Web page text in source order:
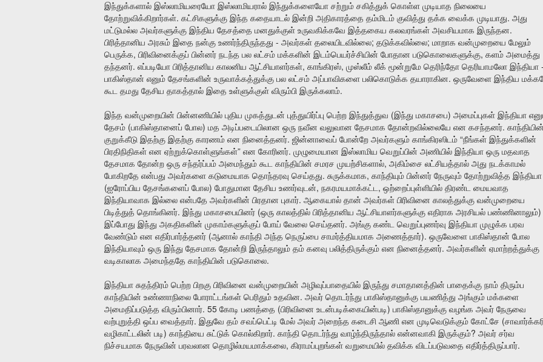
இந்துக்களால் இஸ்லாமியரையோ இஸ்லாமியரால் இந்துக்களையோ சற்றும் சகித்துக் கொள்ள முடியாத நிலையை
தோற்றுவிக்கிறார்கள். கட்சிகளுக்கு இந்த கதையாடல் இன்றி அதிகாரத்தை தம்மிடம் குவித்து தக்க வைக்க முடியாது. அது
மட்டுமல்ல அவர்களுக்கு இந்திய தேசத்தை மனதுக்குள் உருவகிக்கவே இத்தகைய கலவரங்கள் அவசியமாக இருந்தன.
பிரித்தானிய அரசும் இதை நன்கு உணர்ந்திருந்தது - அவர்கள் தலையிடவில்லை; தடுக்கவில்லை; மாறாக வன்முறையை மேலும்
பெருக்க, பிரிவினைக்குப் பின்னர் நடந்த பல லட்சம் மக்களின் இடம்பெயர்ச்சியின் போதான படுகொலைகளுக்கு, களம் அமைத்து
தந்தனர். எப்படியோ பிரித்தானிய காலனிய ஆட்சியாளர்கள், காங்கிரஸ், முஸ்லீம் லீக் மூன்றுமே தெரிந்தோ தெரியாமலோ இந்தியா -
பாகிஸ்தான் எனும் தேசங்களின் உருவாக்கத்துக்கு பல லட்சம் அப்பாவிகளை பலிகொடுக்க தயாராகின. ஒருவேளை இந்திய
கூட
தமது தேசிய தாகத்தால் இதை உள்ளுக்குள் விரும்பி இருக்கலாம்.
இந்த வன்முறையின் பின்னணியில் புதிய முகத்துடன் புத்துயிர்ப்பு பெற்ற இந்துத்துவ (இந்து மகாசபை) அமைப்புகள் இந்தியா
தேசம் (பாகிஸ்தானைப் போல) மத அடிப்படையிலான ஒரு நவீன வலுவான தேசமாக தோன்றவில்லையே என கசந்தனர். காந்தியின்
குறுக்கீடு இதற்கு இதற்கு காரணம் என நினைத்தனர். ஜின்னாவைப் போன்றே அவர்களும் காங்கிரஸிடம் “நீங்கள் இந்துக்களின்
பிரதிநிதிகள் என ஏற்றுக்கொள்ளுங்கள்” என கோரினர். முழுமையான இஸ்லாமிய வெறுப்பின் அணியில் இந்தியா ஒரு மதவாத
தேசமாக தோன்ற ஒரு சந்தர்ப்பம் அமைந்தும் கூட காந்தியின் சமரச முயற்சிகளால், அகிம்சை லட்சியத்தால் அது நடக்காமல்
போகிறதே என்பது அவர்களை கடுமையாக தொந்தரவு செய்தது. சுருக்கமாக, காந்தியும் பின்னர் நேருவும் தோற்றுவித்த இந்தியா
(ஐரோப்பிய தேசங்களைப் போல) போதுமான தேசிய உணர்வுடன், நகரமயமாக்கட்ட , ஒற்றைப்புள்ளியில் திரண்ட
மையவாத
இந்தியாவாக இல்லை என்பதே அவர்களின் பிரதான புகார். ஆகையால் தான் அவர்கள் பிரிவினை காலத்துக்கு வன்முறையை
பிடித்துத் தொங்கினர். இந்து மகாசபையினர் (ஒரு காலத்தில் பிரித்தானிய ஆட்சியாளர்களுக்கு எதிராக அரசியல் பண்ணினாலும்)
இப்போது இந்து அகதிகளின் முகாம்களுக்குப் போய் வேலை செய்தனர். அங்கு கண்ட வெறுப்புணர்வு இந்தியா முழுக்க பரவ
வேண்டும் என எதிர்பார்த்தனர் (ஆனால் காந்தி அந்த நெருப்பை சாமர்த்தியமாக அணைத்தார்). ஒருவேளை பாகிஸ்தான் போல
இந்தியாவும் ஒரு இந்து தேசமாக தோன்றி இருந்தாலும் தம் கனவு பலித்திருக்கும் என நினைத்தனர். அவர்களின் ஏமாற்றத்துக்கு
வடிகாலாக அமைந்ததே காந்தியின் படுகொலை.
இந்தியா சுதந்திரம் பெற்ற பிறகு பிரிவினை வன்முறையின் அழிவுப்பாதையில் இருந்து சமாதானத்தின் பாதைக்கு நாம் திரும்ப
காந்தியின் உண்ணாநிலை போராட்டங்கள் பெரிதும் உதவின. அவர் தொடர்ந்து பாகிஸ்தானுக்கு பயணித்து அங்கும் மக்களை
அமைதிப்படுத்த விரும்பினார். 55 கோடி பணத்தை (பிரிவினை உடன்படிக்கையின்படி) பாகிஸ்தானுக்கு வழங்க அவர் நேருவை
வற்புறுத்தி ஒப்ப வைத்தார். இதுவே தம் சவப்பெட்டி மேல் அவர் அறைந்த கடைசி ஆணி என முடிவெடுக்கும் கோட்சே (
வழிகாட்டலின் படி) காந்தியை சுட்டுக் கொல்கிறார். காந்தி தொடர்ந்து வாழ்ந்திருந்தால் என்னவாகி இருக்கும்? அவர் சர்வ
நிச்சயமாக நேருவின் பரவலான தொழில்மயமாக்கலை, கிராமப்புறங்கள் வறுமையில் தவிக்க விடப்படுவதை எதிர்த்திருப்பார்.